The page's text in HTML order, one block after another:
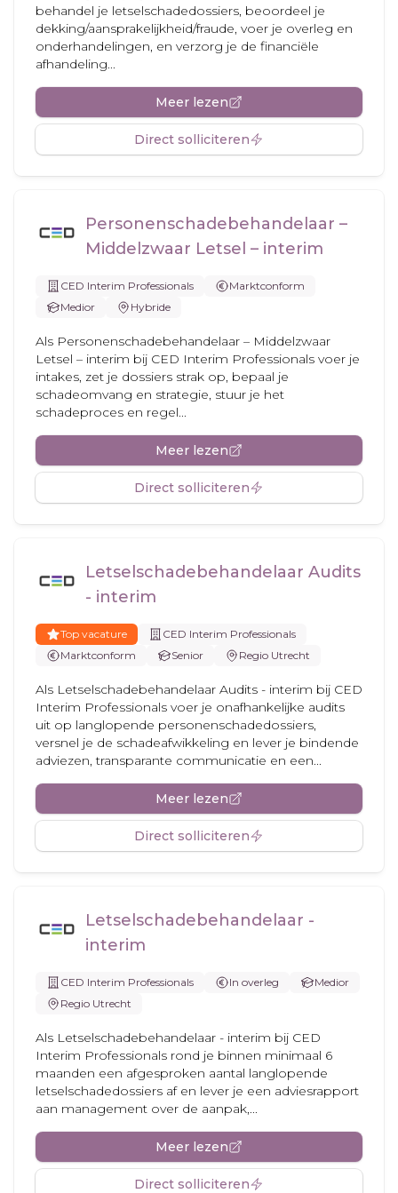
behandel je letselschadedossiers, beoordeel je
dekking/aansprakelijkheid/fraude, voer je overleg en
onderhandelingen, en verzorg je de financiële
afhandeling...
Meer lezen
Direct solliciteren
Personenschadebehandelaar –
Middelzwaar Letsel – interim
CED Interim Professionals
Marktconform
Medior
Hybride
Als Personenschadebehandelaar – Middelzwaar
Letsel – interim bij CED Interim Professionals voer je
intakes, zet je dossiers strak op, bepaal je
schadeomvang en strategie, stuur je het
schadeproces en regel...
Meer lezen
Direct solliciteren
Letselschadebehandelaar Audits
- interim
Top vacature
CED Interim Professionals
Marktconform
Senior Regio Utrecht
Als Letselschadebehandelaar Audits - interim bij CED
Interim Professionals voer je onafhankelijke audits
uit op langlopende personenschadedossiers,
versnel je de schadeafwikkeling en lever je bindende
adviezen, transparante communicatie en een...
Meer lezen
Direct solliciteren
Letselschadebehandelaar -
interim
CED Interim Professionals In overleg
Medior
Regio Utrecht
Als Letselschadebehandelaar - interim bij CED
Interim Professionals rond je binnen minimaal 6
maanden een afgesproken aantal langlopende
letselschadedossiers af en lever je een adviesrapport
aan management over de aanpak,...
Meer lezen
Direct solliciteren